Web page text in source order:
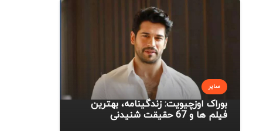
سایر
بوراک اوزچیویت: زندگینامه، بهترین
فیلم ها و 67 حقیقت شنیدنی